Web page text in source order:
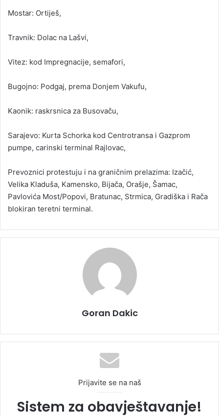
Mostar: Ortiješ,
Travnik: Dolac na Lašvi,
Vitez: kod Impregnacije, semafori,
Bugojno: Podgaj, prema Donjem Vakufu,
Kaonik: raskrsnica za Busovaču,
Sarajevo: Kurta Schorka kod Centrotransa i Gazprom
pumpe, carinski terminal Rajlovac,
Prevoznici protestuju i na graničnim prelazima: Izačić,
Velika Kladuša, Kamensko, Bijača, Orašje, Šamac,
Pavlovića Most/Popovi, Bratunac, Strmica, Gradiška i Rača
blokiran teretni terminal.
Goran Dakic
Prijavite se na naš
Sistem za obavještavanje!